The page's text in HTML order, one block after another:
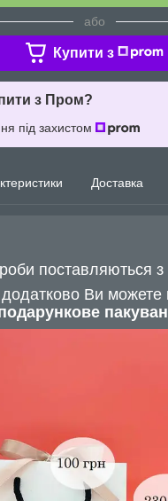
або
Купити з
з Пром?
під захистом
Доставка
поставляються з
Ви можете